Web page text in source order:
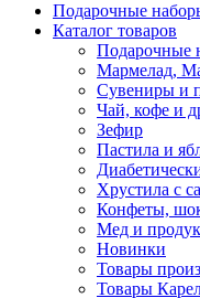
Подарочные
Каталог товаров
Подарочные
Мармелад,
Сувениры и
Чай, кофе и
Зефир
Пастила и
Хрустила с
Конфеты,
Мед и
Новинки
Товары
Товары